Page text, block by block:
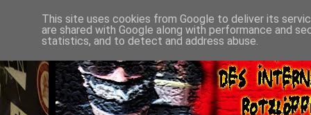
This site uses cookies from Google to deliver its
are shared with Google along with performance and
statistics, and to detect and address abuse.